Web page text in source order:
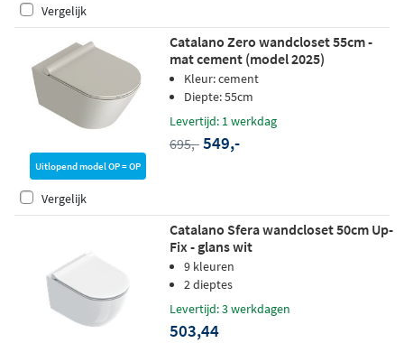
Vergelijk
Uitlopend model OP = OP
Catalano Zero wandcloset 55cm -
mat cement (model 2025)
Kleur: cement
Diepte: 55cm
Levertijd: 1 werkdag
695,- 549,-
Vergelijk
Catalano Sfera wandcloset 50cm Up-
Fix - glans wit
9 kleuren
2 dieptes
Levertijd: 3 werkdagen
503,44